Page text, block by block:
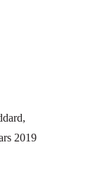
2019